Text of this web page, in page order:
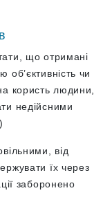
що отримані
чи
користь людини,
недійсними
)
від
їх через
заборонено